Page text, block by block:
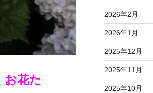
お花た
2026年2月
2026年1月
2025年12月
2025年11月
2025年10月